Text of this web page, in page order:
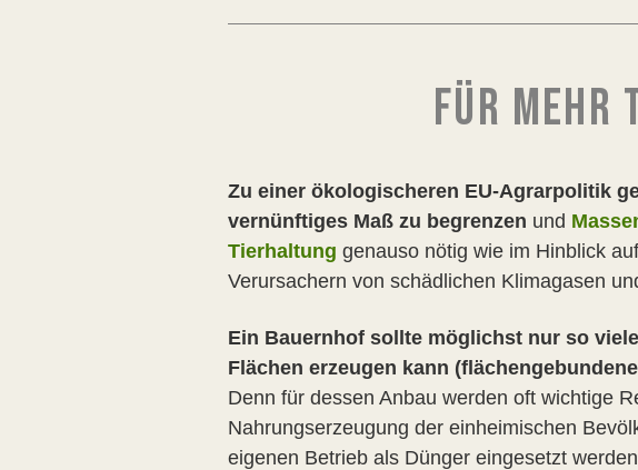
FÜR MEHR
Zu einer ökologischeren EU-Agrarpolitik
vernünftiges Maß zu begrenzen und
Tierhaltung genauso nötig wie im Hinblick
Verursachern von schädlichen Klimagasen
Ein Bauernhof sollte möglichst nur so
Flächen erzeugen kann
Denn für dessen Anbau werden oft wichtige
Nahrungserzeugung der einheimischen
eigenen Betrieb als Dünger eingesetzt